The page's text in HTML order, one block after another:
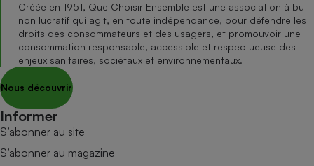
Créée en 1951, Que Choisir Ensemble est une association à but
non lucratif qui agit, en toute indépendance, pour défendre les
droits des consommateurs et des usagers, et promouvoir une
consommation responsable, accessible et respectueuse des
enjeux sanitaires, sociétaux et environnementaux.
Nous découvrir
Informer
S’abonner au site
S’abonner au magazine